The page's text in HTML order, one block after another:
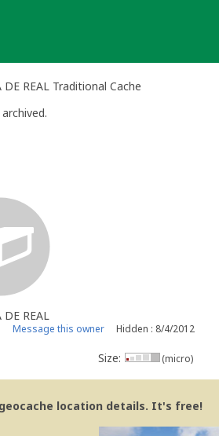
DE REAL Traditional Cache
DE REAL
Message this owner Hidden : 8/4/2012
Size: (micro)
location details. It's free!